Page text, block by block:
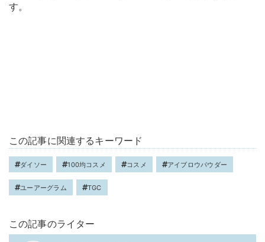
す。
この記事に関連するキーワード
ダイソー 100均コスメ コスメ アイブロウパウダー
ユーアーグラム TGC
この記事のライター